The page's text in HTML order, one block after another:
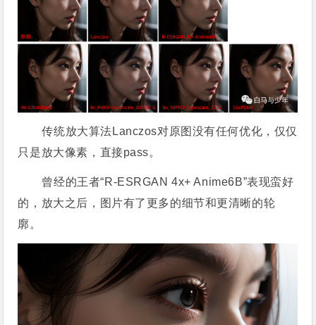
传统放大算法 Lanczos对原图没有任何优化，仅仅
只是放大像素，直接pass。
曾经的王者“R-ESRGAN4x+ Anime6B”表现蛮好
的，放大之后，图片有了更多的细节和更清晰的轮
廓。